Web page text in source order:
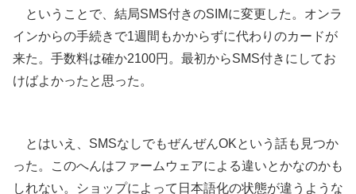
ということで、結局SMS付きのSIMに変更した。オンラ
インからの手続きで1週間もかからずに代わりのカードが
来た。手数料は確か2100円。最初からSMS付きにしてお
けばよかったと思った。
とはいえ、SMSなしでもぜんぜんOKという話も見つか
った。このへんはファームウェアによる違いとかなのかも
しれない。ショップによって日本語化の状態が違うような